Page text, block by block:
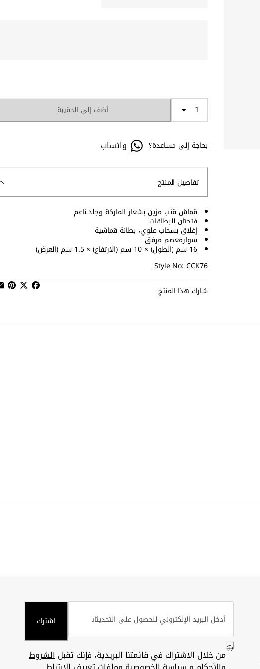
أضف إلى الحقيبة
بحاجة إلى مساعدة؟ واتساب
تفاصيل المنتج
قماش قنب مزين بشعار الماركة وجلد ناعم
فتحتان للبطاقات
إغلاق بسحاب علوي، بطانة قماشية
سوارمعصم مرفق
16 سم (الطول) × 10 سم (الارتفاع) × 1.5 سم (العرض)
Style No: CCK76
شارك هذا المنتج
اشترك
من خلال الاشتراك في قائمتنا البريدية، فإنك تقبلالشروط